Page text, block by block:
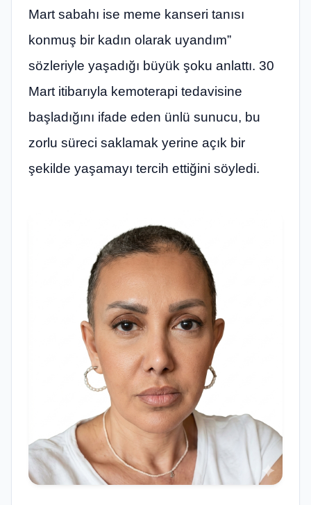
Mart sabahı ise meme kanseri tanısı
konmuş bir kadın olarak uyandım”
sözleriyle yaşadığı büyük şoku anlattı. 30
Mart itibarıyla kemoterapi tedavisine
başladığını ifade eden ünlü sunucu, bu
zorlu süreci saklamak yerine açık bir
şekilde yaşamayı tercih ettiğini söyledi.